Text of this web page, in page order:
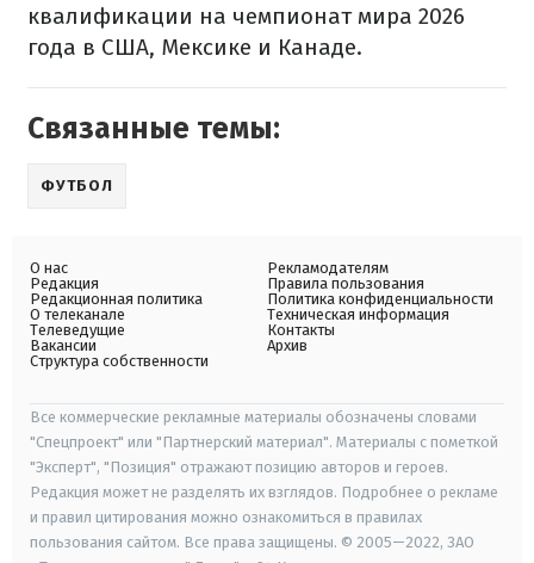
квалификации на чемпионат мира 2026
года в США, Мексике и Канаде.
Связанные темы:
ФУТБОЛ
О нас
Редакция
Редакционная политика
О телеканале
Телеведущие
Вакансии
Структура собственности
Рекламодателям
Правила пользования
Политика конфиденциальности
Техническая информация
Контакты
Архив
Все коммерческие рекламные материалы обозначены словами
"Спецпроект" или "Партнерский материал". Материалы с пометкой
"Эксперт", "Позиция" отражают позицию авторов и героев.
Редакция может не разделять их взглядов. Подробнее о рекламе
и правил цитирования можно ознакомиться в правилах
пользования сайтом. Все права защищены. © 2005—2022, ЗАО